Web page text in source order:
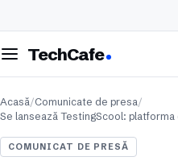
meniul
TechCafe
Acasă/Comunicate de presa/
Se lansează TestingScool:
COMUNICAT DE PRESĂ